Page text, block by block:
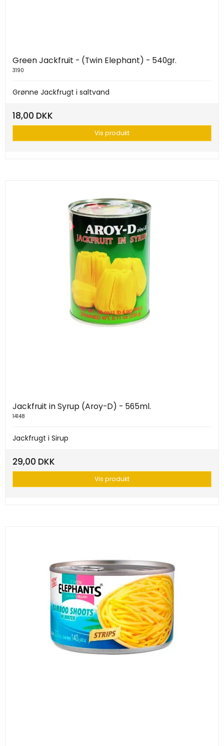
Green Jackfruit - (Twin Elephant) - 540gr.
3190
Grønne Jackfrugt i saltvand
18,00 DKK
Vis produkt
Jackfruit in Syrup (Aroy-D) - 565ml.
14148
Jackfrugt i Sirup
29,00 DKK
Vis produkt